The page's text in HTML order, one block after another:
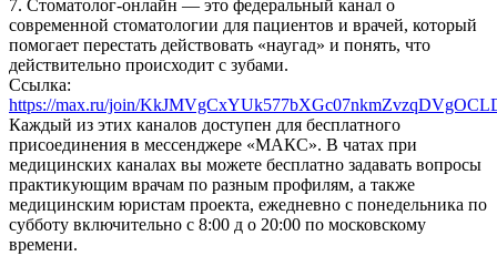
7. Стоматолог-онлайн — это федеральный канал о
современной стоматологии для пациентов и врачей, который
помогает перестать действовать «наугад» и понять, что
действительно происходит с зубами.
Ссылка:
https://max.ru/join/
Каждый из этих каналов доступен для бесплатного
присоединения в мессенджере «МАКС». В чатах при
медицинских каналах вы можете бесплатно задавать вопросы
практикующим врачам по разным профилям, а также
медицинским юристам проекта, ежедневно с понедельника по
субботу включительно с 8:00 д о 20:00 по московскому
времени.